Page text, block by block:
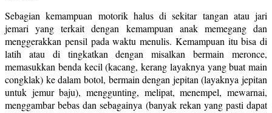
Sebagian kemampuan motorik halus di sekitar tangan atau jari
jemari yang terkait dengan kemampuan anak memegang dan
menggerakkan pensil pada waktu menulis. Kemampuan itu bisa di
latih atau di tingkatkan dengan misalkan bermain meronce,
memasukkan benda kecil (kacang, kerang layaknya yang buat main
congklak) ke dalam botol, bermain dengan jepitan (layaknya jepitan
untuk jemur baju), menggunting, melipat, menempel, mewarnai,
menggambar bebas dan sebagainya (banyak rekan yang pasti dapat